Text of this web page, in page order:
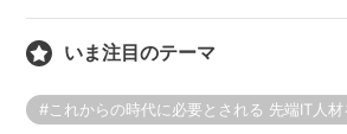
いま注目のテーマ
#これからの時代に必要とされる 先端IT人